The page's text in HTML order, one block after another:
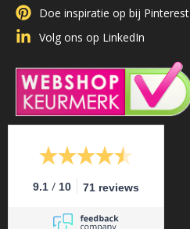
Doe inspiratie op bij Pinterest
Volg ons op LinkedIn
9.1 / 10 71 reviews